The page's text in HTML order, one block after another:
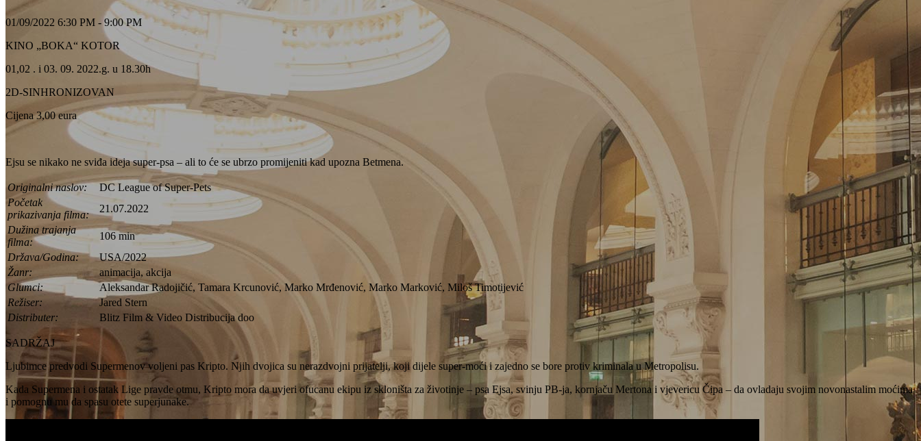
01/09/2022 6:30 PM - 9:00 PM
KINO „BOKA“ KOTOR
01,02 . i 03. 09. 2022.g. u 18.30h
2D-SINHRONIZOVAN
Cijena 3,00 eura
Ejsu se nikako ne sviđa ideja super-psa – ali to će se ubrzo promijeniti kad upozna Betmena.
Originalni naslov:
DC League of Super-Pets
Početak
prikazivanja filma:
21.07.2022
Dužina trajanja
filma:
106 min
Država/Godina:
USA/2022
Žanr:
animacija, akcija
Glumci:
Aleksandar Radojičić, Tamara Krcunović, Marko Mrđenović, Marko Marković, Miloš Timotijević
Režiser:
Jared Stern
Distributer:
Blitz Film & Video Distribucija doo
SADRŽAJ
Ljubimce predvodi Supermenov voljeni pas Kripto. Njih dvojica su nerazdvojni prijatelji, koji dijele super-moći i zajedno se bore protiv kriminala u Metropolisu.
Kada Supermena i ostatak Lige pravde otmu, Kripto mora da uvjeri ofucanu ekipu iz skloništa za životinje – psa Ejsa, svinju PB-ja, kornjaču Mertona i vjevericu Čipa – da ovladaju svojim novonastalim moćima
i pomognu mu da spasu otete superjunake.